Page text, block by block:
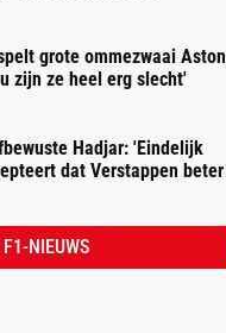
grote ommezwaai Aston
zijn ze heel erg slecht'
Hadjar: 'Eindelijk
dat Verstappen beter
F1-NIEUWS